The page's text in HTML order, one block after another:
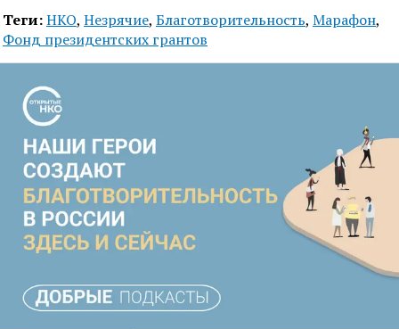
Теги:НКО, Незрячие, Благотворительность, Марафон,
Фонд президентских грантов